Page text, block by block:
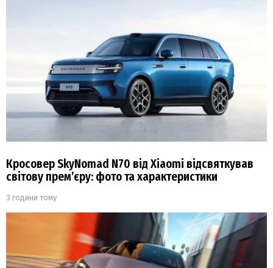
Кросовер SkyNomad N70 від Xiaomi відсвяткував
світову прем’єру: фото та характеристики
3 години тому